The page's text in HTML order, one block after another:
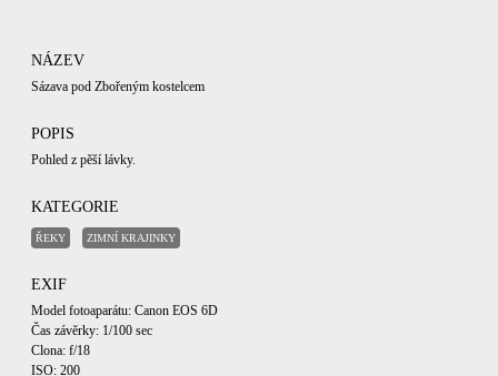
NÁZEV
Sázava pod Zbořeným kostelcem
POPIS
Pohled z pěší lávky.
KATEGORIE
ŘEKY ZIMNÍ KRAJINKY
EXIF
Model fotoaparátu: Canon EOS 6D
Čas závěrky: 1/100 sec
Clona: f/18
ISO: 200